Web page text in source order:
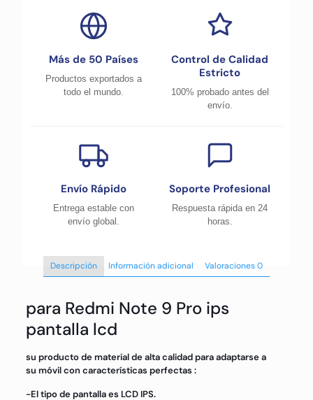
Más de 50 Países
Productos exportados a
todo el mundo.
Control de Calidad
Estricto
100% probado antes del
envío.
Envío Rápido
Entrega estable con
envío global.
Soporte Profesional
Respuesta rápida en 24
horas.
Descripción Información adicional Valoraciones0
para Redmi Note 9 Pro ips
pantalla lcd
su producto de material de alta calidad para adaptarse a
su móvil con características perfectas :
-El tipo de pantalla es LCD IPS.